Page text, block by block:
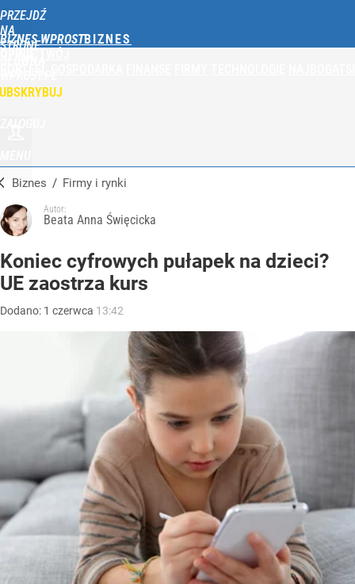
PRZEJDŹ
NA
STRONĘ
BIZNES WPROST
Biznes / Firmy i rynki
Autor:
Beata Anna Święcicka
Koniec cyfrowych pułapek na dzieci?
UE zaostrza kurs
Dodano: 1 czerwca 13:42